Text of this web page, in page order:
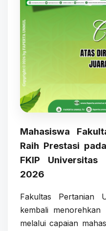
Mahasiswa
Raih Prestasi
FKIP Universitas
2026
Fakultas Pertanian
kembali menorehkan
melalui capaian